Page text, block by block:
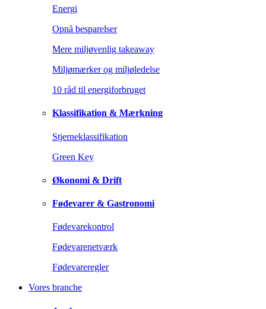
Energi
Opnå besparelser
Mere miljøvenlig takeaway
Miljømærker og miljøledelse
10 råd til energiforbruget
Klassifikation & Mærkning
Stjerneklassifikation
Green Key
Økonomi & Drift
Fødevarer & Gastronomi
Fødevarekontrol
Fødevarenetværk
Fødevareregler
Vores branche